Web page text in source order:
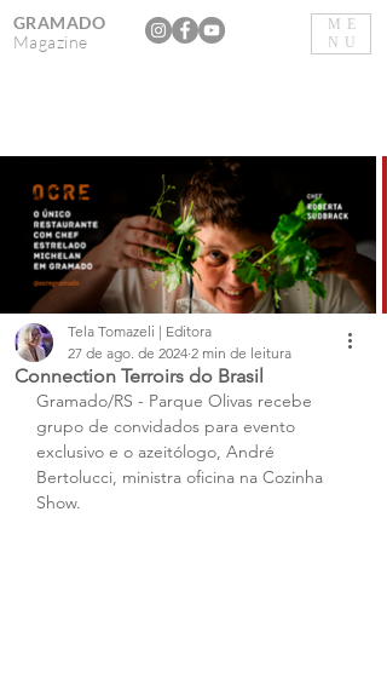
ME
NU
GRAMADO
Magazine
Connection Terroirs do Brasil
Tela Tomazeli | Editora
27 de ago. de 2024 2 min de leitura
Gramado/RS - Parque Olivas recebe
grupo de convidados para evento
exclusivo e o azeitólogo, André
Bertolucci, ministra oficina na Cozinha
Show.